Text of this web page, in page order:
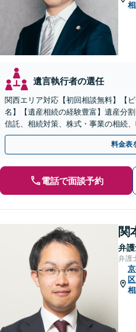
遺言執行者の選任
関西エリア対応【初回相談無料】【
名】【遺産相続の経験豊富】遺産分
信託、相続対策、株式・事業の相続
対応実績。【バリアフリー】【完全
料金表
電話で面談予約
関
弁
弁護
区